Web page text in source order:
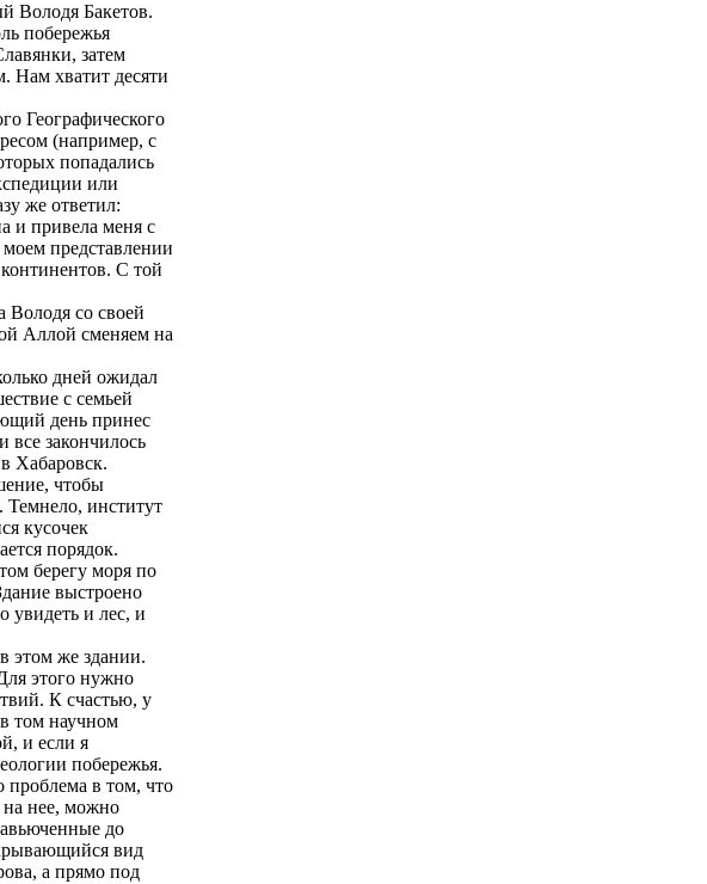
Володя Бакетов.
побережья
затем
Нам хватит десяти
Географического
(например, с
попадались
или
же ответил:
и привела меня с
представлении
С той
Володя со своей
Аллой сменяем на
дней ожидал
с семьей
день принес
все закончилось
Хабаровск.
чтобы
Темнело, институт
кусочек
порядок.
берегу моря по
выстроено
увидеть и лес, и
этом же здании.
этого нужно
К счастью, у
том научном
и если я
побережья.
в том, что
нее, можно
до
вид
а прямо под